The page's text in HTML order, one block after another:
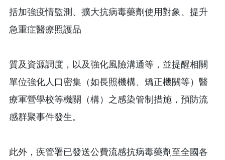
括加強疫情監測、擴大抗病毒藥劑使用對象、提升
急重症醫療照護品
質及資源調度，以及強化風險溝通等，並提醒相關
單位強化人口密集（如長照機構、矯正機關等）醫
療軍營學校等機關（構）之感染管制措施，預防流
感群聚事件發生。
此外，疾管署已發送公費流感抗病毒藥劑至全國各